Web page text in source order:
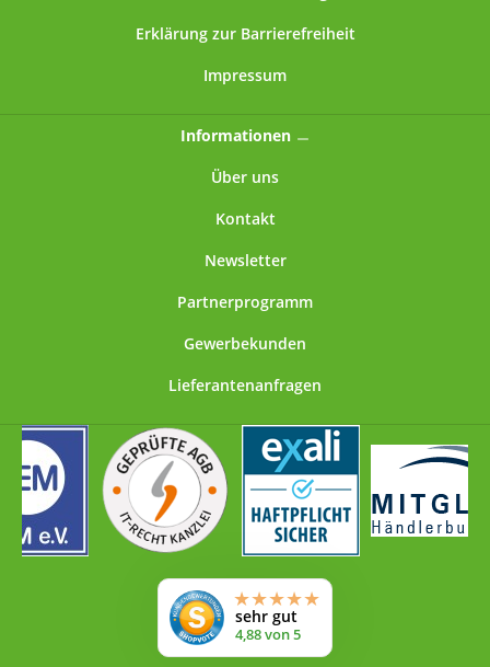
Erklärung zur Barrierefreiheit
Impressum
Informationen
Über uns
Kontakt
Newsletter
Partnerprogramm
Gewerbekunden
Lieferantenanfragen